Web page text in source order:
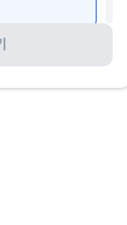
트웨어
즈센터 업무동 4